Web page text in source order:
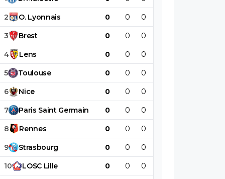
2 O. Lyonnais 0 0 0
3 Brest 0 0 0
4 Lens 0 0 0
5 Toulouse 0 0 0
6 Nice 0 0 0
7 Paris Saint Germain 0 0 0
8 Rennes 0 0 0
9 Strasbourg 0 0 0
10 LOSC Lille 0 0 0